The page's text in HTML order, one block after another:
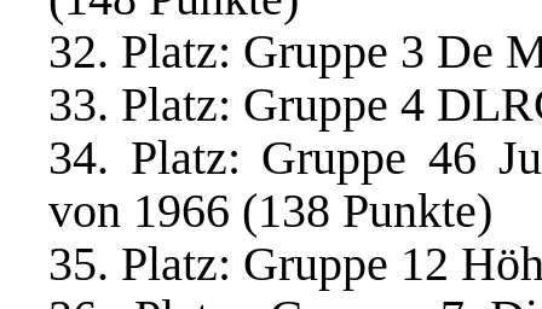
32. Platz: Gruppe 3 De
33. Platz: Gruppe 4
34. Platz: Gruppe 46
von 1966 (138 Punkte)
35. Platz: Gruppe 12